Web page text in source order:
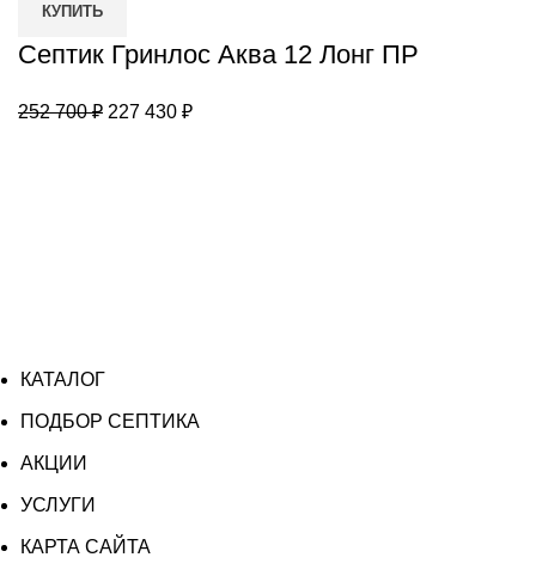
Аква
12
ПР
КУПИТЬ
Септик Гринлос Аква 12 Лонг ПР
252 700₽ Первоначальная
227 430 ₽Текущая
КАТАЛОГ
ПОДБОР СЕПТИКА
АКЦИИ
УСЛУГИ
КАРТА САЙТА